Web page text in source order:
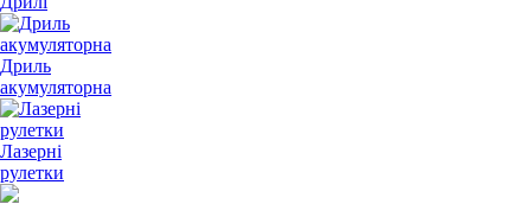
Дриль
акумуляторна
Лазерні
рулетки